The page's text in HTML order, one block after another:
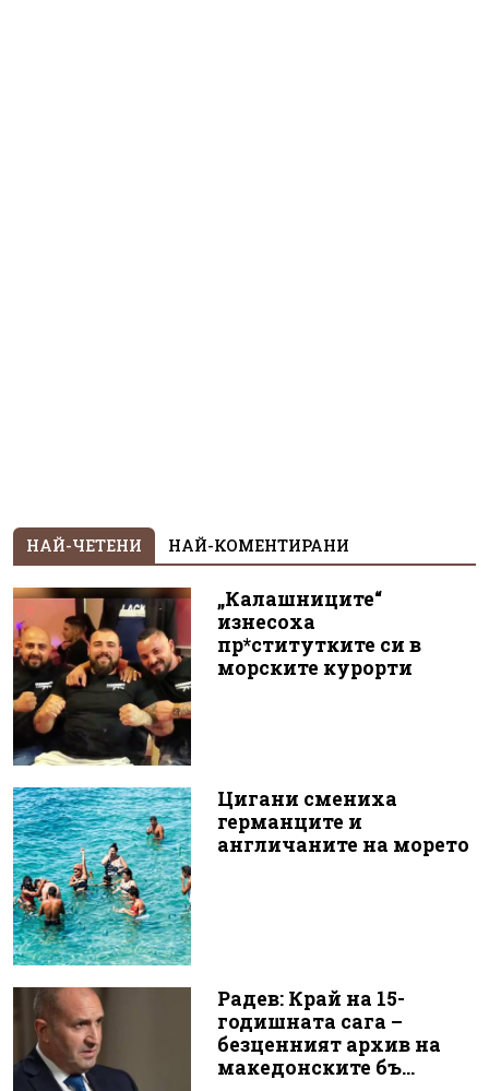
НАЙ-ЧЕТЕНИ НАЙ-КОМЕНТИРАНИ
„Калашниците“
изнесоха
пр*ститутките си в
морските курорти
Цигани смениха
германците и
англичаните на морето
Радев: Край на 15-
годишната сага –
безценният архив на
македонските бъ...